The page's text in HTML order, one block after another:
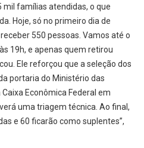
mil famílias atendidas, o que
Hoje, só no primeiro dia de
550 pessoas. Vamos até o
19h, e apenas quem retirou
Ele reforçou que a seleção dos
portaria do Ministério das
Econômica Federal em
uma triagem técnica. Ao final,
e 60 ficarão como suplentes”,